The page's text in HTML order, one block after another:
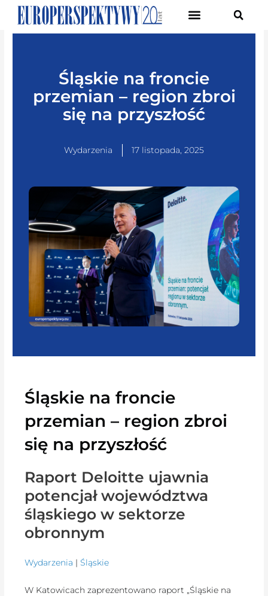
Śląskie na froncie
przemian – region zbroi
się na przyszłość
Wydarzenia 17 listopada, 2025
Śląskie na froncie
przemian – region zbroi
się na przyszłość
Raport Deloitte ujawnia
potencjał województwa
śląskiego w sektorze
obronnym
Wydarzenia |Śląskie
W Katowicach zaprezentowano raport „Śląskie na